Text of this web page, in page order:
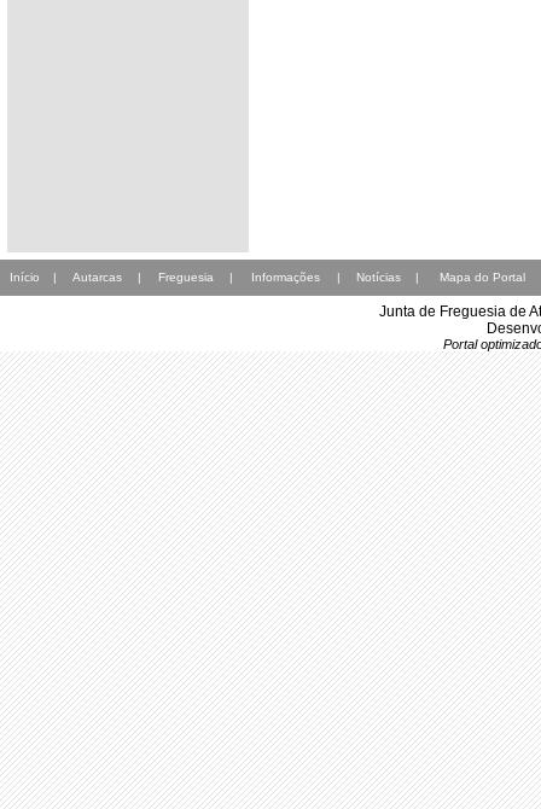
Início | Autarcas | Freguesia | Informações | Notícias | Mapa do Portal
Junta de Freguesia de
Portal